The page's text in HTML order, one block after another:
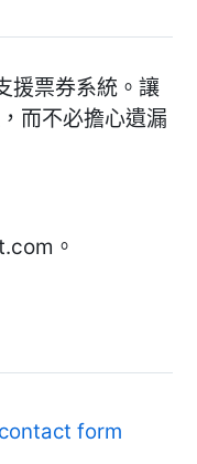
援票券系統。讓
而不必擔心遺漏
。
contact form